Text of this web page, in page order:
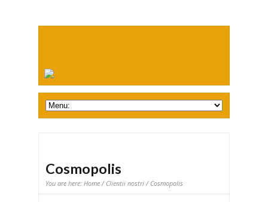
Cosmopolis
You are here: Home/ Clientii nostri/ Cosmopolis